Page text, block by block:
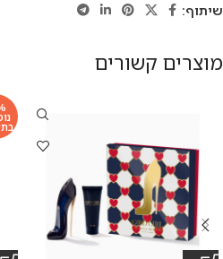
שיתוף:
מוצרים קשורים